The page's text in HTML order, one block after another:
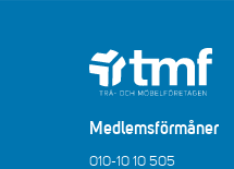
Medlemsförmåner
010-10 10 505